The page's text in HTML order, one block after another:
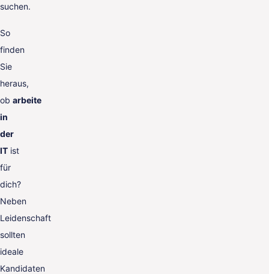
suchen.
So
finden
Sie
heraus,
ob arbeite
in
der
IT ist
für
dich?
Neben
Leidenschaft
sollten
ideale
Kandidaten